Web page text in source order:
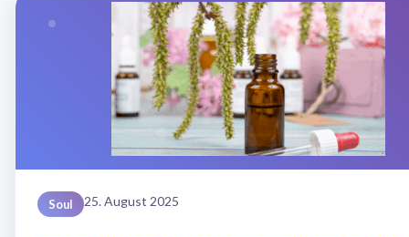
Soul 25. August 2025